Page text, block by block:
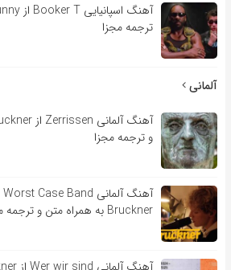
ترجمه مجزا
آلمانی
و ترجمه مجزا
Bruckner به همراه متن و ترجمه مجزا